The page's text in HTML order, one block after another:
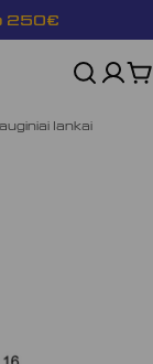
250€
lankai